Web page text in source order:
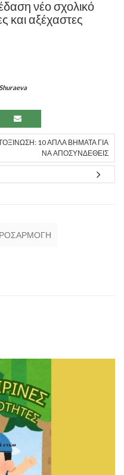
νέο σχολικό
και αξέχαστες
10 ΑΠΛΆ ΒΉΜΑΤΑ ΓΙΑ
ΝΑ ΑΠΟΣΥΝΔΕΘΕΊΣ